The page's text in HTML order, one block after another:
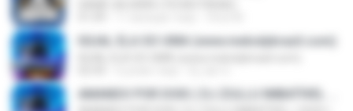
IGUAL ELA SO UMA (www.melodybrazil.com)